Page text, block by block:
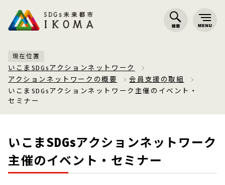
現在位置
いこまSDGsアクションネットワーク
アクションネットワークの概要
会員支援の取組
いこまSDGsアクションネットワーク主催のイベント・
セミナー
いこまSDGsアクションネットワーク
主催のイベント・セミナー